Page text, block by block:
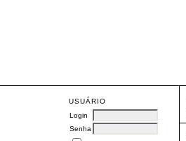
USUÁRIO
Login
Senha